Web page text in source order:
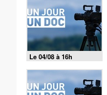
Le 04/08 à 16h